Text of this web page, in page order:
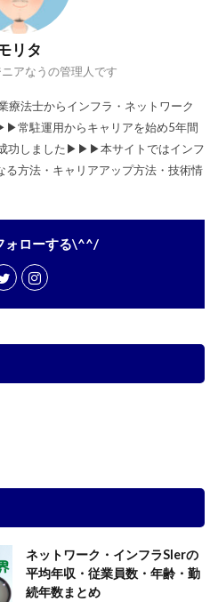
リタ
アなうの管理人です
法士からインフラ・ネットワーク
常駐運用からキャリアを始め5年間
功しました▶︎▶︎▶︎本サイトではインフ
る方法・キャリアアップ方法・技術情
ォローする\^^/
ネットワーク・インフラSIerの
平均年収・従業員数・年齢・勤
続年数まとめ